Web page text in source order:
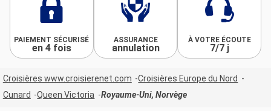
PAIEMENT SÉCURISÉ
en 4 fois
ASSURANCE
annulation
À VOTRE ÉCOUTE
7/7 j
Croisières www.croisierenet.com
Croisières Europe du Nord
Cunard
Queen Victoria Royaume-Uni, Norvège